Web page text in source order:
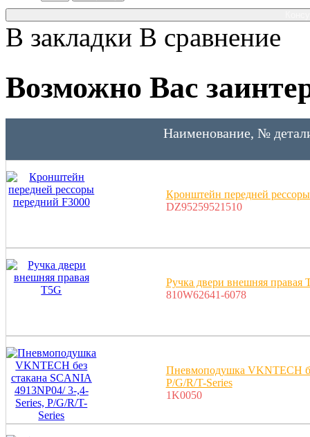
В закладки В сравнение
Возможно Вас
Наименование, №
Кронштейн передней
DZ95259521510
Ручка двери внешняя правая
810W62641-6078
Пневмоподушка VKNTECH
P/G/R/T-Series
1K0050